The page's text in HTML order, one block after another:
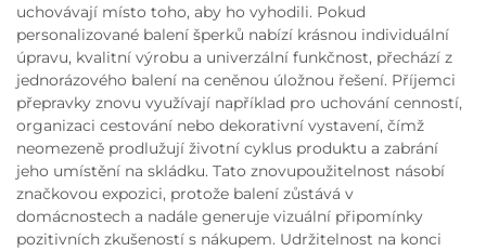
uchovávají místo toho, aby ho vyhodili. Pokud
personalizované balení šperků nabízí krásnou individuální
úpravu, kvalitní výrobu a univerzální funkčnost, přechází z
jednorázového balení na ceněnou úložnou řešení. Příjemci
přepravky znovu využívají například pro uchování cenností,
organizaci cestování nebo dekorativní vystavení, čímž
neomezeně prodlužují životní cyklus produktu a zabrání
jeho umístění na skládku. Tato znovupoužitelnost násobí
značkovou expozici, protože balení zůstává v
domácnostech a nadále generuje vizuální připomínky
pozitivních zkušeností s nákupem. Udržitelnost na konci